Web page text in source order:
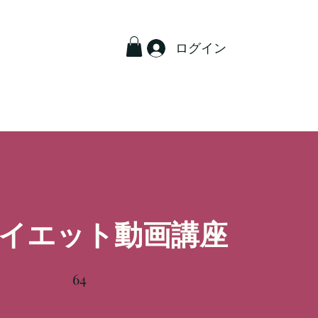
ログイン
エット動画講座
64
64 undefined